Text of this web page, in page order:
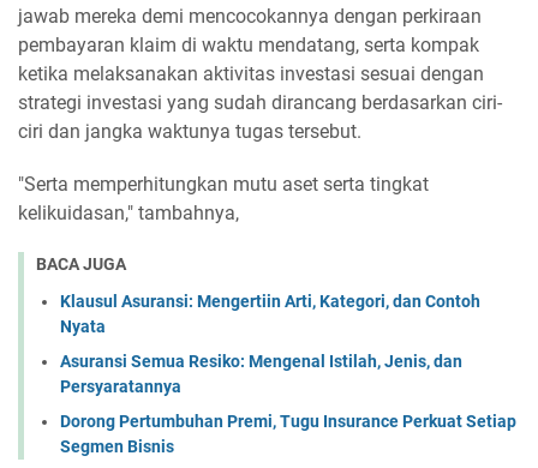
jawab mereka demi mencocokannya dengan perkiraan
pembayaran klaim di waktu mendatang, serta kompak
ketika melaksanakan aktivitas investasi sesuai dengan
strategi investasi yang sudah dirancang berdasarkan ciri-
ciri dan jangka waktunya tugas tersebut.
"Serta memperhitungkan mutu aset serta tingkat
kelikuidasan," tambahnya,
BACA JUGA
Klausul Asuransi: Mengertiin Arti, Kategori, dan Contoh
Nyata
Asuransi Semua Resiko: Mengenal Istilah, Jenis, dan
Persyaratannya
Dorong Pertumbuhan Premi, Tugu Insurance Perkuat Setiap
Segmen Bisnis